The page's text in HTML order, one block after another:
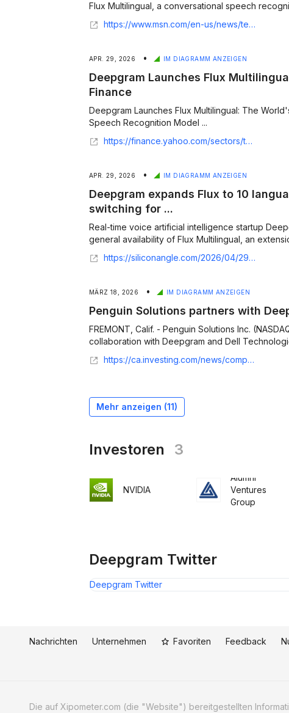
Flux Multilingual, a conversational speech
https://www.msn.com/en-us/news/technology/deepgram-launches-flux-multilingual-conversational-speech-recognition-model/ar-AA22rqmE
APR. 29, 2026 • IM DIAGRAMM ANZEIGEN
Deepgram Launches Flux
Finance
Deepgram Launches Flux Multilingual: The
Speech Recognition Model ...
https://finance.yahoo.com/sectors/technology/articles/deepgram-launches-flux-multilingual-world-123000288.html
APR. 29, 2026 • IM DIAGRAMM ANZEIGEN
Deepgram expands Flux to 10
switching for ...
Real-time voice artificial intelligence startup
general availability of Flux Multilingual, an
https://siliconangle.com/2026/04/29/deepgram-expands-flux-10-languages-mid-call-switching-voice-agents/
MÄRZ 18, 2026 • IM DIAGRAMM ANZEIGEN
Penguin Solutions partners with
FREMONT, Calif. - Penguin Solutions Inc.
collaboration with Deepgram and Dell
https://ca.investing.com/news/company-news/penguin-solutions-partners-with-deepgram-dell-on-voice-ai-infrastructure-93CH-4518865
Mehr anzeigen (11)
Investoren 3
NVIDIA
Alumni
Ventures
Group
Deepgram Twitter
Deepgram Twitter
Nachrichten Unternehmen Favoriten Feedback
Die auf Xipometer.com (die "Website") bereitgestellten